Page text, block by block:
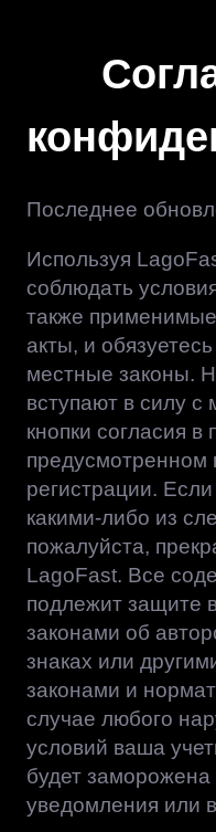
Последнее
Используя
соблюдать
также
акты, и
местные законы.
вступают в силу
кнопки согласия
предусмотренном
регистрации.
какими-либо из
пожалуйста,
LagoFast. Все
подлежит защите
законами об
знаках или
законами и
случае любого
условий ваша
будет заморожена
уведомления или